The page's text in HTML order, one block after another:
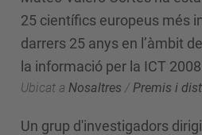
25 científics europeus més
darrers 25 anys en l’àmbit
la informació per la ICT
Ubicat a Nosaltres / Premis i
Un grup d'investigadors